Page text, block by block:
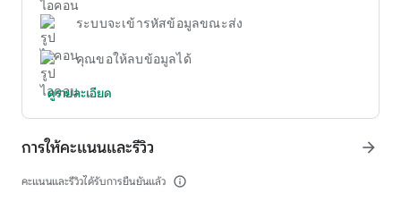
ระบบจะเข้ารหัสข้อมูลขณะส่ง
คุณขอให้ลบข้อมูลได้
ดูรายละเอียด
การให้คะแนนและรีวิว
คะแนนและรีวิวได้รับการยืนยันแล้ว info_outline
arrow_forward